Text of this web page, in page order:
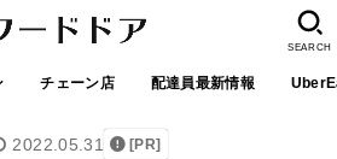
チェーン店 配達員最新情報
SEARCH
2022.05.31 [PR]